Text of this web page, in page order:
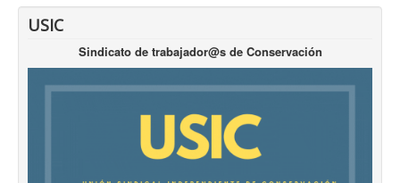
USIC
Sindicato de trabajador@s de Conservación